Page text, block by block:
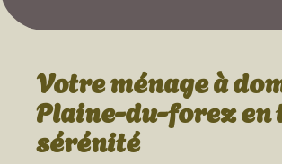
Votre ménage à
Plaine-du-forezen
sérénité